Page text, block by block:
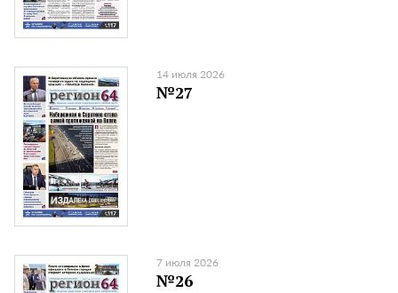
14 июля 2026
№27
7 июля 2026
№26